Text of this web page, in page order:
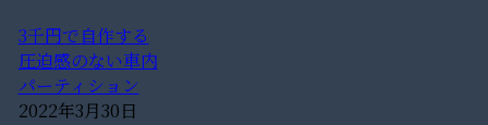
3千円で自作する
圧迫感のない車内
パーティション
2022年3月30日